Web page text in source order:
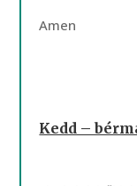
Amen
Kedd –